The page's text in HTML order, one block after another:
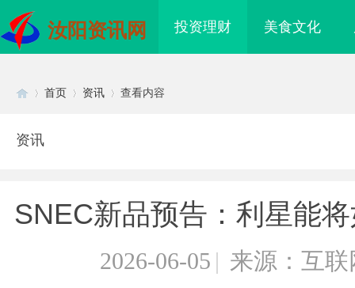
汝阳资讯网 投资理财 美食文化
首页 资讯 查看内容
资讯
SNEC新品预告：利星能
2026-06-05 | 来源：互联